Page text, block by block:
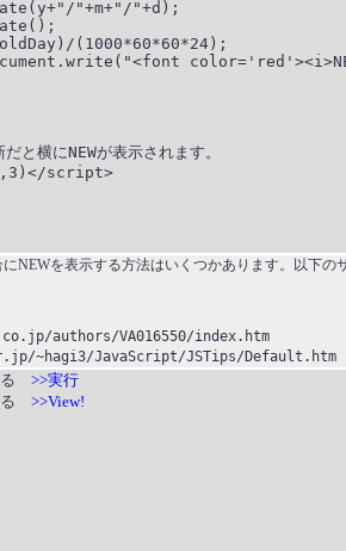
と横にNEWが表示されます。
script>
NEWを表示する方法はいくつかあります。以下の
authors/VA016550/index.htm
る >>実行
る >>View!